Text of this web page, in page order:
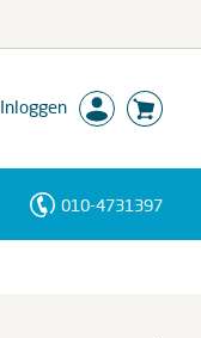
Inloggen
010-4731397